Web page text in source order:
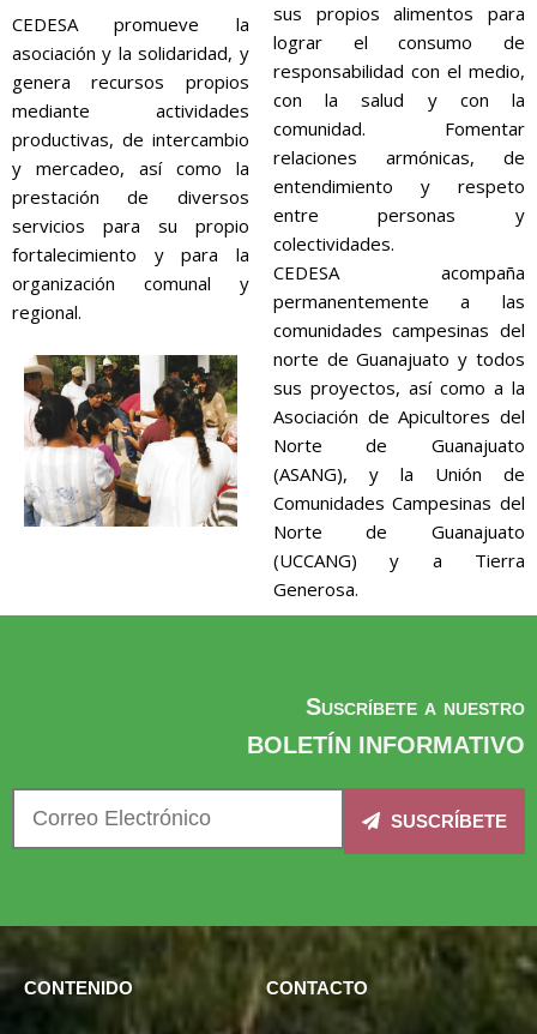
CEDESA promueve la
asociación y la solidaridad, y
genera recursos propios
mediante actividades
productivas, de intercambio
y mercadeo, así como la
prestación de diversos
servicios para su propio
fortalecimiento y para la
organización comunal y
regional.
sus propios alimentos para
lograr el consumo de
responsabilidad con el medio,
con la salud y con la
comunidad. Fomentar
relaciones armónicas, de
entendimiento y respeto
entre personas y
colectividades.
CEDESA acompaña
permanentemente a las
comunidades campesinas del
norte de Guanajuato y todos
sus proyectos, así como a la
Asociación de Apicultores del
Norte de Guanajuato
(ASANG), y la Unión de
Comunidades Campesinas del
Norte de Guanajuato
(UCCANG) y a Tierra
Generosa.
Suscríbete a nuestro
BOLETÍN INFORMATIVO
SUSCRÍBETE
CONTENIDO CONTACTO